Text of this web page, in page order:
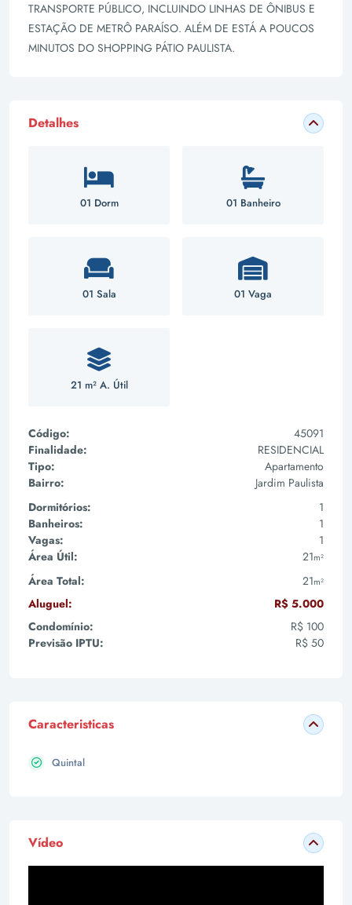
TRANSPORTE PÚBLICO, INCLUINDO LINHAS DE ÔNIBUS E
ESTAÇÃO DE METRÔ PARAÍSO. ALÉM DE ESTÁ A POUCOS
MINUTOS DO SHOPPING PÁTIO PAULISTA.
Detalhes
01 Dorm 01 Banheiro
01 Sala 01 Vaga
21 m² A. Útil
Código:
45091
Finalidade:
RESIDENCIAL
Tipo:
Apartamento
Bairro:
Jardim Paulista
Dormitórios:
1
Banheiros:
1
Vagas:
1
Área Útil:
21m²
Área Total: 21m²
Aluguel:
R$ 5.000
Condomínio:
R$ 100
Previsão IPTU:
R$ 50
Caracteristicas
Quintal
Vídeo